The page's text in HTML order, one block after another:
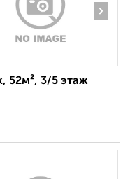
›
52м², 3/5 этаж